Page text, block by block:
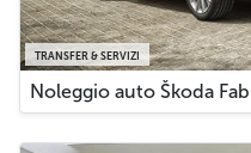
TRANSFER & SERVIZI
Noleggio auto Škoda